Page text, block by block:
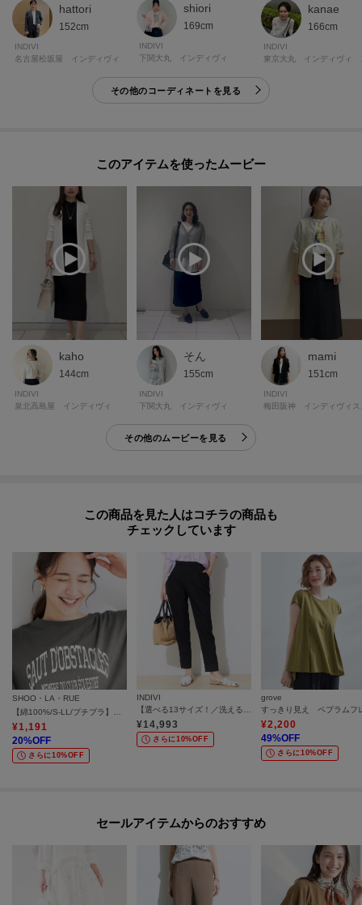
※照明の関係により、実際よりも色味が違って見える場合があります。ま
た、パソコン・スマートフォンなどの環境により、若干製品と画像のカラー
が異なる場合もございます。
※ベージュ（052）はやや透け感があります。
※この製品は、太陽光線中の紫外線（UV）を通しにくくします。この効果は
永久的ではありません。
【生地詳細】
伸縮性：なし
生地の厚み：普通
裏地：あり
洗濯方法：洗濯機洗い可
モデル情報：身長167cm B79 W59 H87 着用サイズ：38（M）
hattori
152cm
INDIVI
名古屋松坂屋 インディヴィ
shiori
169cm
INDIVI
下関大丸 インディヴィ
kanae
166cm
INDIVI
その他のコーディネートを見る
このアイテムを使ったムービー
kaho
144cm
INDIVI
泉北高島屋 インディヴィ
そん
155cm
INDIVI
下関大丸 インディヴィ
mami
151cm
INDIVI
その他のムービーを見る
この商品を見た人はコチラの商品も
チェックしています
SHOO・LA・RUE
【綿100%/S-LL/プチプラ】ゆるシルエット シンプルTシャツ
¥1,191
20%OFF
さらに10%OFF
INDIVI
【選べる13サイズ！／洗える】ウエストゴムタックテーパード褒められパンツ
¥14,993
さらに10%OFF
grove
¥2,200
49%OFF
さらに10%OFF
セールアイテムからのおすすめ